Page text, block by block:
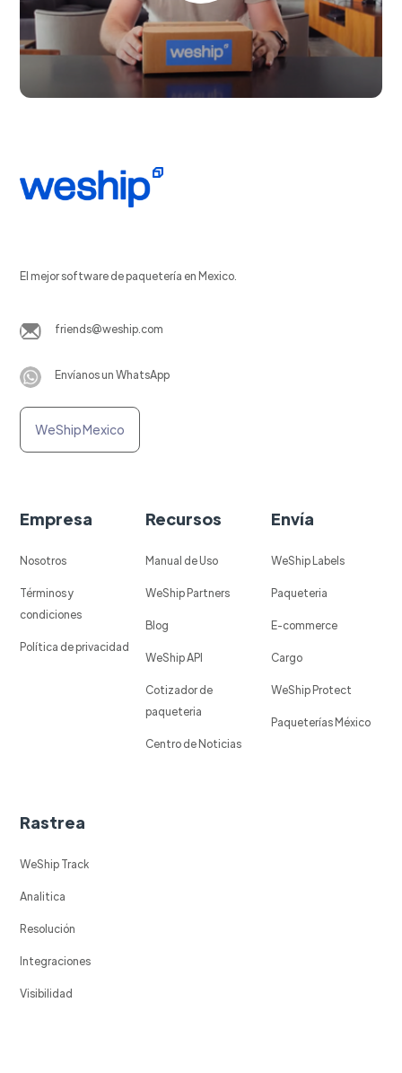
El mejor software de paquetería en Mexico.
friends@weship.com
Envíanos un WhatsApp
WeShip Mexico
Empresa
Nosotros
Términos y
condiciones
Política de privacidad
Recursos
Manual de Uso
WeShip Partners
Blog
WeShip API
Cotizador de
paqueteria
Centro de Noticias
Envía
WeShip Labels
Paqueteria
E-commerce
Cargo
WeShip Protect
Paqueterías México
Rastrea
WeShip Track
Analitica
Resolución
Integraciones
Visibilidad